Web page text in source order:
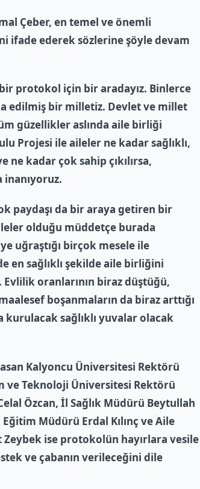
Çeber, en temel ve önemli
ifade ederek sözlerine şöyle devam
protokol için bir aradayız. Binlerce
edilmiş bir milletiz. Devlet ve millet
güzellikler aslında aile birliği
Projesi ile aileler ne kadar sağlıklı,
kadar çok sahip çıkılırsa,
inanıyoruz.
paydaşı da bir araya getiren bir
olduğu müddetçe burada
uğraştığı birçok mesele ile
en sağlıklı şekilde aile birliğini
oranlarının biraz düştüğü,
boşanmaların da biraz arttığı
sağlıklı yuvalar olacak
Kalyoncu Üniversitesi Rektörü
ve Teknoloji Üniversitesi Rektörü
Özcan, İl Sağlık Müdürü Beytullah
Müdürü Erdal Kılınç ve Aile
Zeybek ise protokolün hayırlara vesile
ve çabanın verileceğini dile